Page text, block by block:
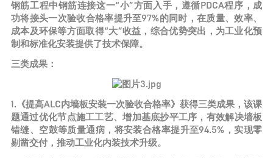
钢筋工程中钢筋连接这一“小”方面入手，遵循PDCA程序，成
功将接头一次验收合格率提升至97%的同时，在质量、效率、
成本及环保等方面取得“大”收益，综合优势突出，为工业化预
制和标准化安装提供了技术保障。
三类成果：
1.《提高ALC内墙板安装一次验收合格率》获得三类成果，该课
题通过优化节点施工工艺、增加基底抄平工序，有效解决墙板
错缝、空鼓等质量通病，将安装合格率提升至94.5%，实现零
剔凿交付，推动工业化内装技术升级。